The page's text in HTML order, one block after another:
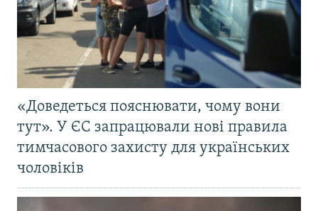
«Доведеться пояснювати, чому вони
тут». У ЄС запрацювали нові правила
тимчасового захисту для українських
чоловіків